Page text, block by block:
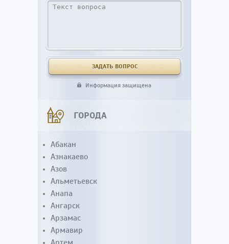
Информация защищена
ГОРОДА
Абакан
Азнакаево
Азов
Альметьевск
Анапа
Ангарск
Арзамас
Армавир